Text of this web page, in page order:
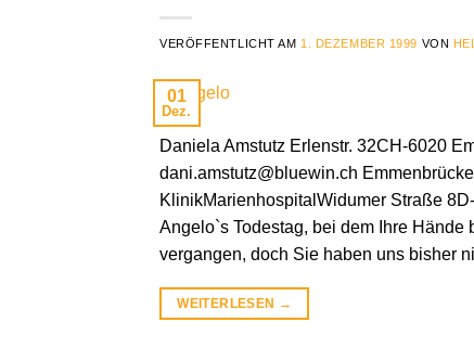
VERÖFFENTLICHT AM 1. DEZEMBER 1999 VON
01
Dez.
Daniela Amstutz Erlenstr. 32CH-6020
dani.amstutz@bluewin.ch
KlinikMarienhospitalWidumer Straße
Angelo`s Todestag, bei dem Ihre
vergangen, doch Sie haben uns bisher
WEITERLESEN →